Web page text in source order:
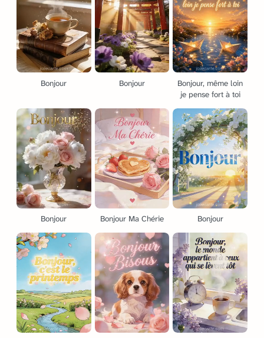
Bonjour Bonjour
Bonjour, même loin
je pense fort à toi
Bonjour Bonjour Ma Chérie Bonjour